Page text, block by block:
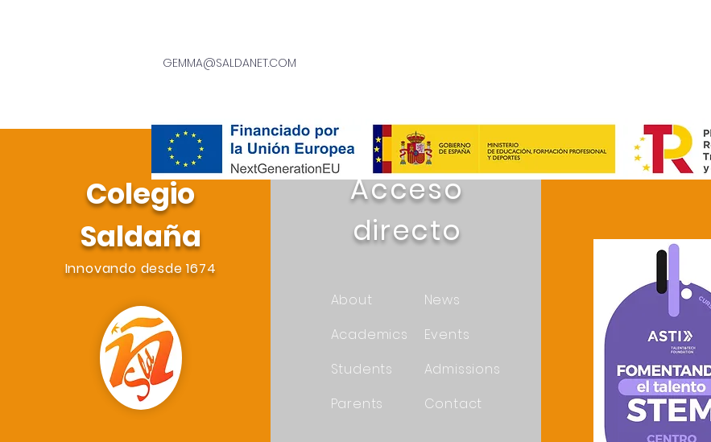
GEMMA@SALDANET.COM
Colegio
Saldaña
Innovando desde 1674
Acceso
directo
About
Academics
Students
Parents
News
Events
Admissions
Contact